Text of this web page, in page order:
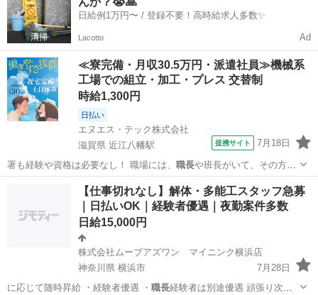
日給例1万円〜 / 登録不要！高時給求人多数✨
Lacotto Ad
≪寮完備・月収30.5万円・派遣社員≫機械系
工場での組立・加工・プレス 交替制
時給1,300円
日払い
エヌエス・テック株式会社
滋賀県 近江八幡駅
提携サイト 7月18日
署も経験や資格は必要なし！ 職場には、 職長や班長がいて、その方々
が一から仕事を教…
近江八幡市 近江八幡駅 その他
【仕事切れなし】解体・多能工スタッフ急募
｜日払いOK｜経験者優遇｜夜勤案件多数
日給15,000円
株式会社ムーブアズワン マイニンク横浜店
神奈川県 横浜市
7月28日
に応じて随時昇給 ・経験者優遇 ・ 職長経験者は別途優遇 頑張り次第